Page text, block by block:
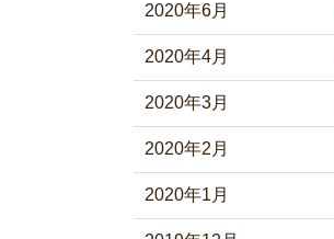
2020年6月
2020年4月
2020年3月
2020年2月
2020年1月